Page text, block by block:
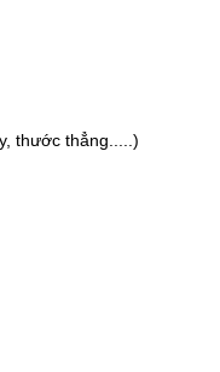
thước thẳng.....)